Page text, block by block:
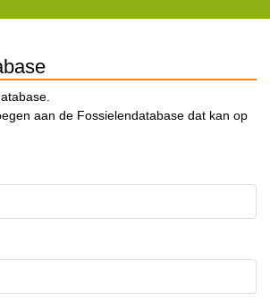
aan de Fossielendatabase dat kan op